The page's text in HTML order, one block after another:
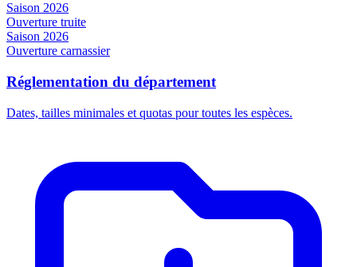
Saison 2026
Ouverture truite
Saison 2026
Ouverture carnassier
Réglementation du département
Dates, tailles minimales et quotas pour toutes les espèces.